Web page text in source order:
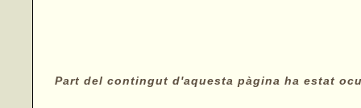
Part del contingut d'aquesta pàgina ha estat